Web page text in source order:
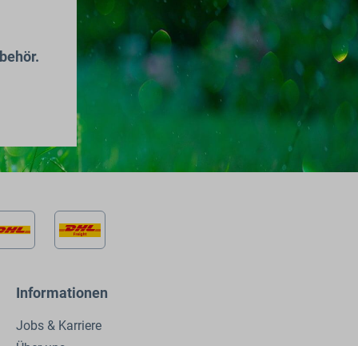
Informationen
Jobs & Karriere